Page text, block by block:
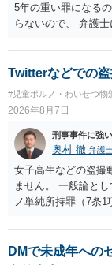
5年の重い罪になる
らないので、 弁護
童の性的な部位（性
う。）が露出され又
Twitterなどでの
#児童ポルノ・わいせつ物
2026年8月7日
刑事事件に強
奥村 徹 弁護
女子高生などの盗撮
ません。 一般論と
ノ単純所持罪（7条1
DMで未成年への